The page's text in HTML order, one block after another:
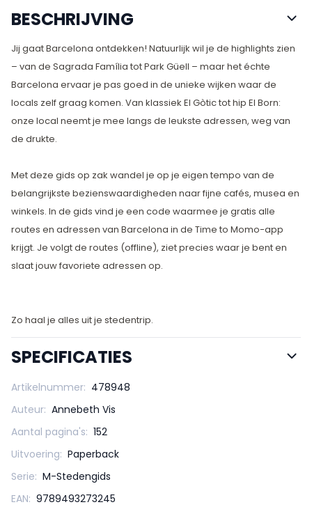
BESCHRIJVING
Jij gaat Barcelona ontdekken! Natuurlijk wil je de highlights zien
– van de Sagrada Família tot Park Güell – maar het échte
Barcelona ervaar je pas goed in de unieke wijken waar de
locals zelf graag komen. Van klassiek El Gòtic tot hip El Born:
onze local neemt je mee langs de leukste adressen, weg van
de drukte.
Met deze gids op zak wandel je op je eigen tempo van de
belangrijkste bezienswaardigheden naar fijne cafés, musea en
winkels. In de gids vind je een code waarmee je gratis alle
routes en adressen van Barcelona in de Time to Momo-app
krijgt. Je volgt de routes (offline), ziet precies waar je bent en
slaat jouw favoriete adressen op.
Zo haal je alles uit je stedentrip.
SPECIFICATIES
Artikelnummer: 478948
Auteur: Annebeth Vis
Aantal pagina's: 152
Uitvoering: Paperback
Serie: M-Stedengids
EAN: 9789493273245